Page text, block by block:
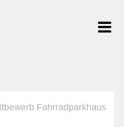
Fahrradparkhaus